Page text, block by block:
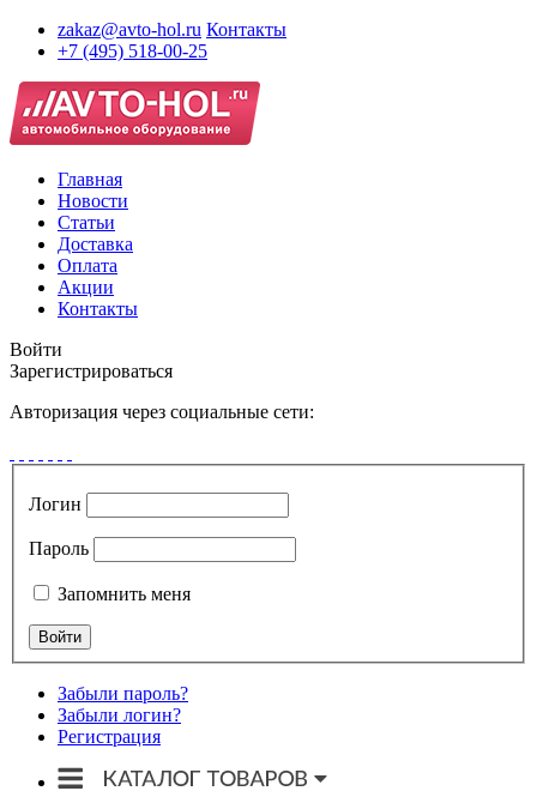
zakaz@avto-hol.ru Контакты
+7 (495) 518-00-25
Главная
Новости
Статьи
Доставка
Оплата
Акции
Контакты
Войти
Зарегистрироваться
Авторизация через социальные сети:
Логин
Пароль
Запомнить меня
Забыли пароль?
Забыли логин?
Регистрация